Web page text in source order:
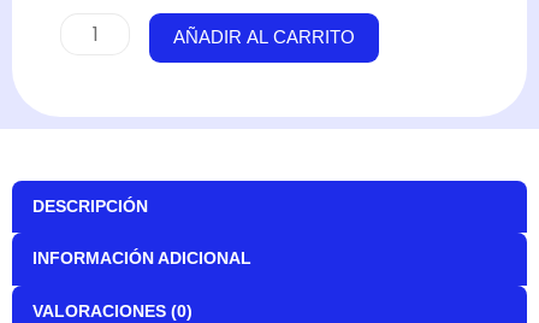
Garlic
-
Marin
cantidad
AÑADIR AL CARRITO
DESCRIPCIÓN
INFORMACIÓN ADICIONAL
VALORACIONES (0)